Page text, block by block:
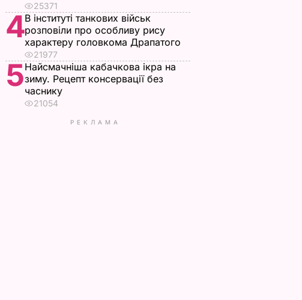
25371
4В інституті танкових військ
розповіли про особливу рису
характеру головкома Драпатого
21977
5Найсмачніша кабачкова ікра на
зиму. Рецепт консервації без
часнику
21054
РЕКЛАМА